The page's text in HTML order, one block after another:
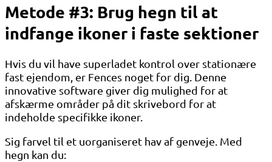
Metode #3: Brug hegn til at
indfange ikoner i faste sektioner
Hvis du vil have superladet kontrol over stationære
fast ejendom, er Fences noget for dig. Denne
innovative software giver dig mulighed for at
afskærme områder på dit skrivebord for at
indeholde specifikke ikoner.
Sig farvel til et uorganiseret hav af genveje. Med
hegn kan du: